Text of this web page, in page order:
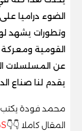
الضوء دراميا
وتطورات يشهد
القومية ومعركة
عن المسلسلات
يقدم لنا صناع
محمد فودة يكتب :
المقال كاملا 👇👇